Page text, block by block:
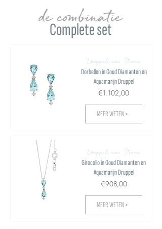
Complete set
de combinatie
Druppels van Sterren
Oorbellen in Goud Diamanten en
Aquamarijn Druppel
€1.102,00
MEER WETEN >
Druppels van Sterren
Girocollo in Goud Diamanten en
Aquamarijn Druppel
€908,00
MEER WETEN >